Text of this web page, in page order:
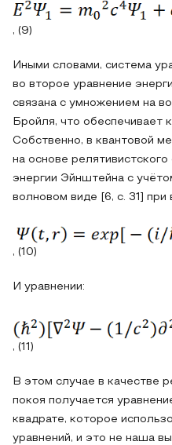
, (9)
Иными словами, система
во второе уравнение
связана с умножением на
Бройля, что обеспечивает
Собственно, в квантовой
на основе
энергии Эйнштейна с
волновом виде [6, с. 31] при
, (10)
И уравнении:
, (11)
В этом случае в качестве
покоя получается
квадрате, которое
уравнений, и это не наша